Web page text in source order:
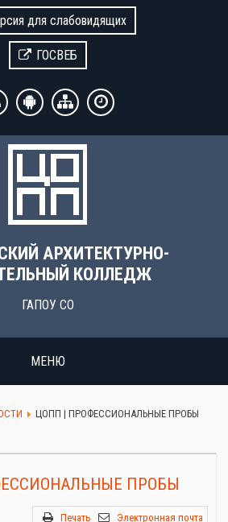
для слабовидящих
ГОСВЕБ
АРХИТЕКТУРНО-
КОЛЛЕДЖ
ГАПОУ СО
МЕНЮ
ЦОПП | ПРОФЕССИОНАЛЬНЫЕ ПРОБЫ
ПРОБЫ
Печать Электронная почта